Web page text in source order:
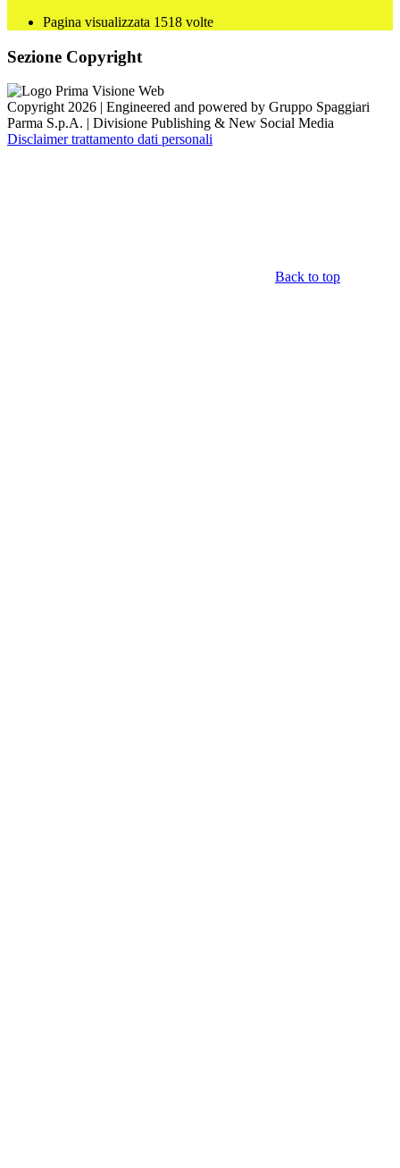
Pagina visualizzata 1518 volte
Sezione Copyright
Copyright 2026 | Engineered and powered by Gruppo Spaggiari
Parma S.p.A. | Divisione Publishing & New Social Media
Disclaimer trattamento dati personali
Back to top